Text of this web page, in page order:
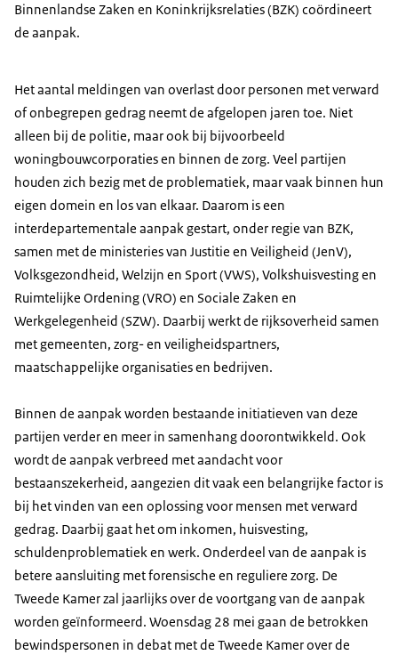
Binnenlandse Zaken en Koninkrijksrelaties (BZK) coördineert
de aanpak.
Het aantal meldingen van overlast door personen met verward
of onbegrepen gedrag neemt de afgelopen jaren toe. Niet
alleen bij de politie, maar ook bij bijvoorbeeld
woningbouwcorporaties en binnen de zorg. Veel partijen
houden zich bezig met de problematiek, maar vaak binnen hun
eigen domein en los van elkaar. Daarom is een
interdepartementale aanpak gestart, onder regie van BZK,
samen met de ministeries van Justitie en Veiligheid (JenV),
Volksgezondheid, Welzijn en Sport (VWS), Volkshuisvesting en
Ruimtelijke Ordening (VRO) en Sociale Zaken en
Werkgelegenheid (SZW). Daarbij werkt de rijksoverheid samen
met gemeenten, zorg- en veiligheidspartners,
maatschappelijke organisaties en bedrijven.
Binnen de aanpak worden bestaande initiatieven van deze
partijen verder en meer in samenhang doorontwikkeld. Ook
wordt de aanpak verbreed met aandacht voor
bestaanszekerheid, aangezien dit vaak een belangrijke factor is
bij het vinden van een oplossing voor mensen met verward
gedrag. Daarbij gaat het om inkomen, huisvesting,
schuldenproblematiek en werk. Onderdeel van de aanpak is
betere aansluiting met forensische en reguliere zorg. De
Tweede Kamer zal jaarlijks over de voortgang van de aanpak
worden geïnformeerd. Woensdag 28 mei gaan de betrokken
bewindspersonen in debat met de Tweede Kamer over de